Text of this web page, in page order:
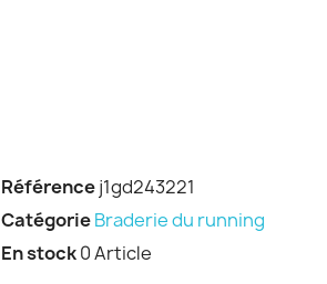
Référencej1gd243221
CatégorieBraderie du running
En stock0 Article